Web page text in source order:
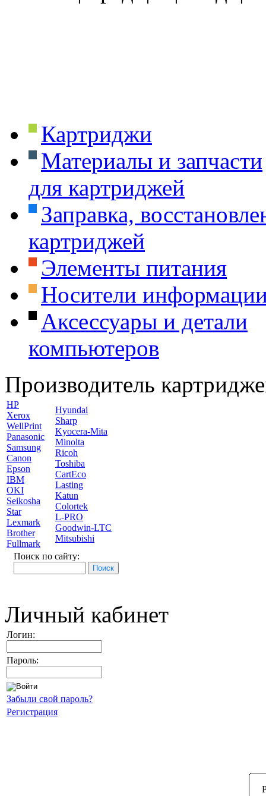
Картриджи
Материалы и запчасти
для картриджей
Заправка,
картриджей
Элементы питания
Носители
Аксессуары и детали
компьютеров
Производитель
HP
Xerox
WellPrint
Panasonic
Samsung
Canon
Epson
IBM
OKI
Seikosha
Star
Lexmark
Brother
Fullmark
Hyundai
Sharp
Kyocera-Mita
Minolta
Ricoh
Toshiba
CartEco
Lasting
Katun
Colortek
L-PRO
Goodwin-LTC
Mitsubishi
Поиск по сайту:
Личный кабинет
Логин:
Пароль:
Забыли свой пароль?
Регистрация